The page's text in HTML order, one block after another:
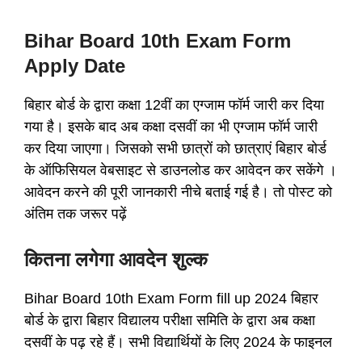
Bihar Board 10th Exam Form
Apply Date
बिहार बोर्ड के द्वारा कक्षा 12वीं का एग्जाम फॉर्म जारी कर दिया
गया है। इसके बाद अब कक्षा दसवीं का भी एग्जाम फॉर्म जारी
कर दिया जाएगा। जिसको सभी छात्रों को छात्राएं बिहार बोर्ड
के ऑफिसियल वेबसाइट से डाउनलोड कर आवेदन कर सकेंगे ।
आवेदन करने की पूरी जानकारी नीचे बताई गई है। तो पोस्ट को
अंतिम तक जरूर पढ़ें
कितना लगेगा आवदेन शुल्क
Bihar Board 10th Exam Form fill up 2024 बिहार
बोर्ड के द्वारा बिहार विद्यालय परीक्षा समिति के द्वारा अब कक्षा
दसवीं के पढ़ रहे हैं। सभी विद्यार्थियों के लिए 2024 के फाइनल